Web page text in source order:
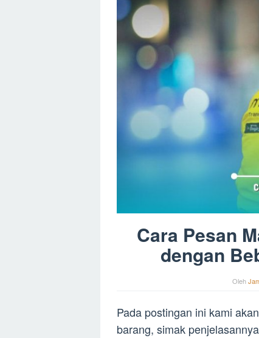
Cara Pesan
dengan
Oleh
Pada postingan ini kami
barang, simak